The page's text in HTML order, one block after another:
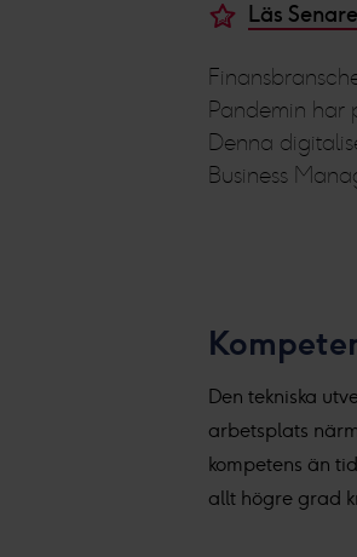
Läs Senare
Pandemin har
Denna
Business
Den tekniska
arbetsplats
kompetens än
allt högre grad